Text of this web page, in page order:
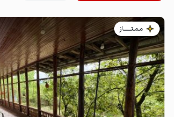
مـمـتــــــاز